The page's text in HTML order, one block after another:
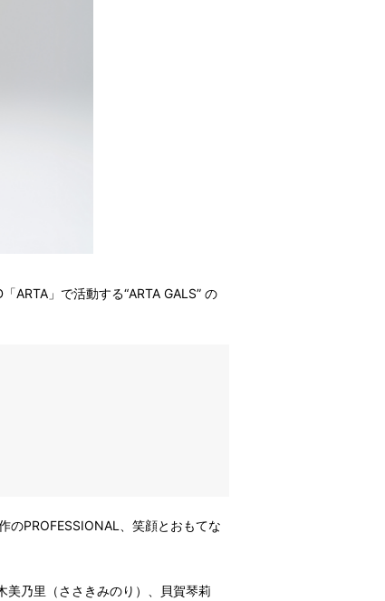
ARTA」で活動する“ARTA GALS” の
PROFESSIONAL、笑顔とおもてな
乃里（ささきみのり）、貝賀琴莉